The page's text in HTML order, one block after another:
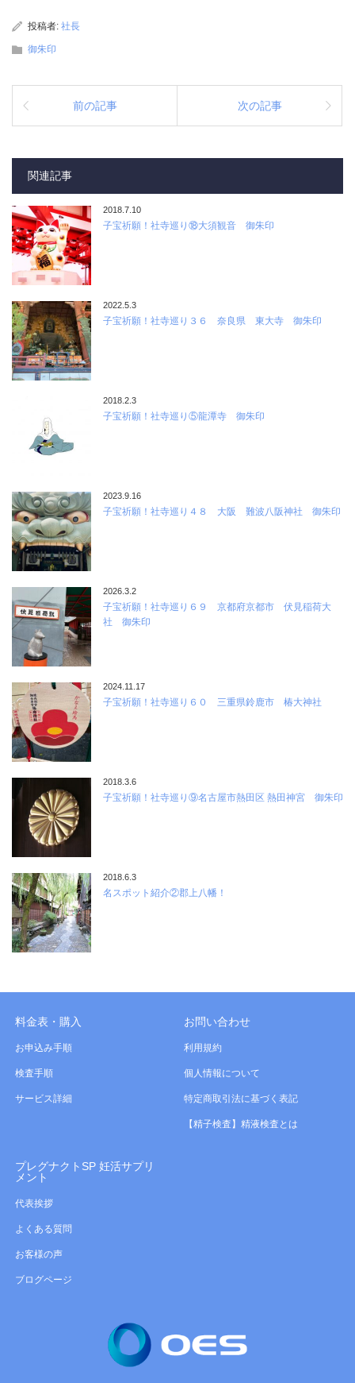
投稿者: 社長
御朱印
前の記事 次の記事
関連記事
2018.7.10
子宝祈願！社寺巡り⑱大須観音 御朱印
2022.5.3
子宝祈願！社寺巡り３６ 奈良県 東大寺 御朱印
2018.2.3
子宝祈願！社寺巡り⑤龍潭寺 御朱印
2023.9.16
子宝祈願！社寺巡り４８ 大阪 難波八阪神社 御朱印
2026.3.2
子宝祈願！社寺巡り６９ 京都府京都市 伏見稲荷大
社 御朱印
2024.11.17
子宝祈願！社寺巡り６０ 三重県鈴鹿市 椿大神社
2018.3.6
子宝祈願！社寺巡り⑨名古屋市熱田区 熱田神宮 御朱印
2018.6.3
名スポット紹介②郡上八幡！
料金表・購入
お申込み手順
検査手順
サービス詳細
お問い合わせ
利用規約
個人情報について
特定商取引法に基づく表記
【精子検査】精液検査とは
プレグナクトSP 妊活サプリ
メント
代表挨拶
よくある質問
お客様の声
ブログページ